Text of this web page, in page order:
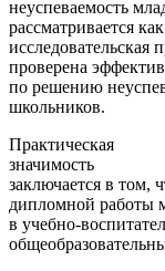
неуспеваемость
рассматривается
исследовательская
проверена
по решению
школьников.
Практическая
значимость
заключается в том,
дипломной работы
в учебно-